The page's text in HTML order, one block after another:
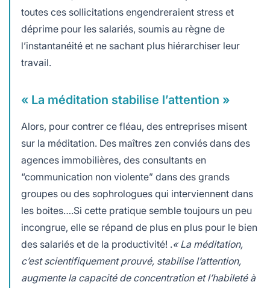
toutes ces sollicitations engendreraient stress et
déprime pour les salariés, soumis au règne de
l’instantanéité et ne sachant plus hiérarchiser leur
travail.
« La méditation stabilise l’attention »
Alors, pour contrer ce fléau, des entreprises misent
sur la méditation. Des maîtres zen conviés dans des
agences immobilières, des consultants en
“communication non violente” dans des grands
groupes ou des sophrologues qui interviennent dans
les boites….Si cette pratique semble toujours un peu
incongrue, elle se répand de plus en plus pour le bien
des salariés et de la productivité! .« La méditation,
c’est scientifiquement prouvé, stabilise l’attention,
augmente la capacité de concentration et l’habileté à